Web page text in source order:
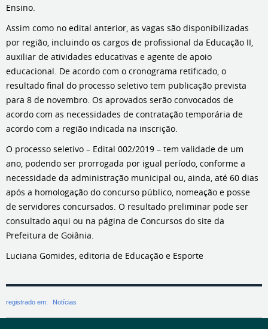
Ensino.
Assim como no edital anterior, as vagas são disponibilizadas
por região, incluindo os cargos de profissional da Educação II,
auxiliar de atividades educativas e agente de apoio
educacional. De acordo com o cronograma retificado, o
resultado final do processo seletivo tem publicação prevista
para 8 de novembro. Os aprovados serão convocados de
acordo com as necessidades de contratação temporária de
acordo com a região indicada na inscrição.
O processo seletivo – Edital 002/2019 – tem validade de um
ano, podendo ser prorrogada por igual período, conforme a
necessidade da administração municipal ou, ainda, até 60 dias
após a homologação do concurso público, nomeação e posse
de servidores concursados. O resultado preliminar pode ser
consultado aqui ou na página de Concursos do site da
Prefeitura de Goiânia.
Luciana Gomides, editoria de Educação e Esporte
registrado em: Notícias